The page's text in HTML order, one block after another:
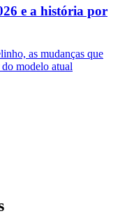
e a história por
as mudanças que
do modelo atual